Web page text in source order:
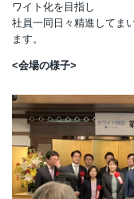
ワイト化を目指し
社員一同日々精進してま
ます。
<会場の様子>